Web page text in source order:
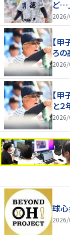
ど…
淵
【
ろの
【甲
と
球心